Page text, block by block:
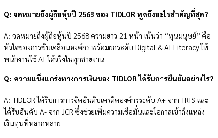
Q: จดหมายถึงผู้ถือหุ้นปี 2568 ของ TIDLOR พูดถึงอะไรสำคัญที่สุด?
A: จดหมายถึงผู้ถือหุ้นปี 2568 ความยาว 21 หน้า เน้นว่า “ทุนมนุษย์” คือ
หัวใจของการขับเคลื่อนองค์กร พร้อมยกระดับ Digital & AI Literacy ให้
พนักงานใช้ AI ได้จริงในทุกสายงาน
Q: ความแข็งแกร่งทางการเงินของ TIDLOR ได้รับการยืนยันอย่างไร?
A: TIDLOR ได้รับการการจัดอันดับเครดิตองค์กรระดับ A+ จาก TRIS และ
ได้รับอันดับ A- จาก JCR ซึ่งช่วยเพิ่มความเชื่อมั่นและโอกาสเข้าถึงแหล่ง
เงินทุนที่หลากหลาย